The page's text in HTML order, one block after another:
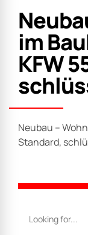
im
KFW
Neubau –
Standard,